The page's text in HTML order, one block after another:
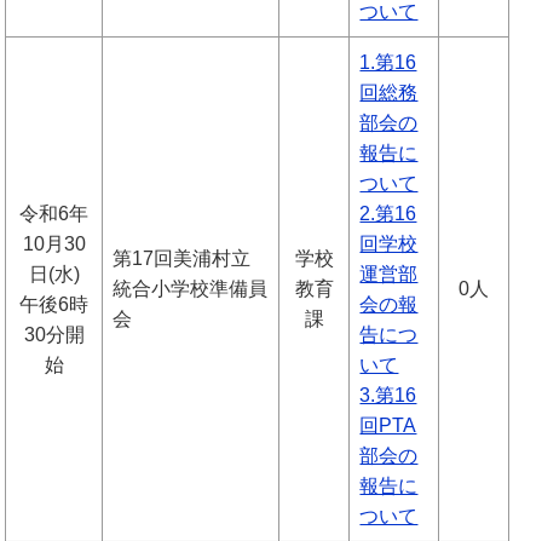
ついて
令和6年
10月30
日(水)
午後6時
30分開
始
第17回美浦村立
統合小学校準備員
会
学校
教育
課
1.第16
回総務
部会の
報告に
ついて
2.第16
回学校
運営部
会の報
告につ
いて
3.第16
回PTA
部会の
報告に
ついて
0人